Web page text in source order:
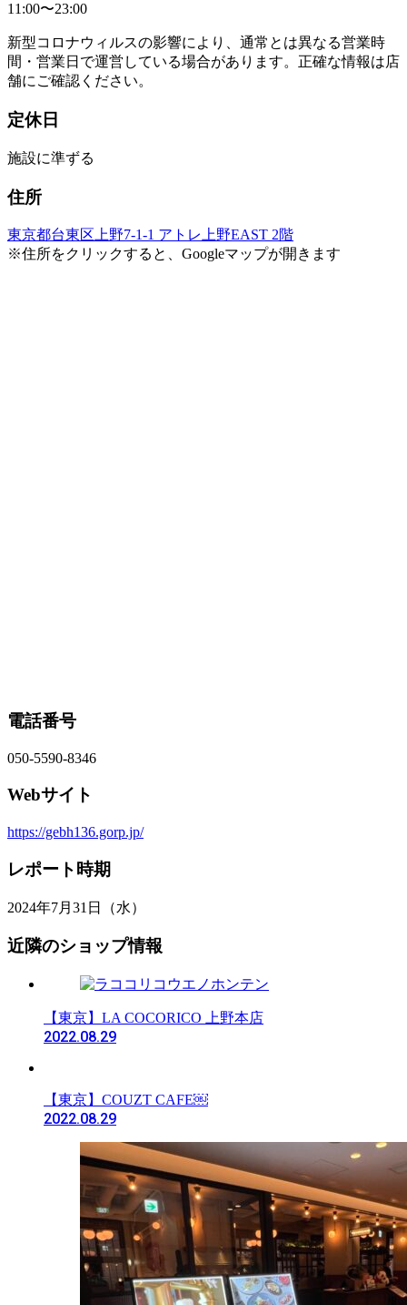
11:00〜23:00
新型コロナウィルスの影響により、通常とは異なる営業時
間・営業日で運営している場合があります。正確な情報は店
舗にご確認ください。
定休日
施設に準ずる
住所
東京都台東区上野7-1-1 アトレ上野EAST 2階
※住所をクリックすると、Googleマップが開きます
電話番号
050-5590-8346
Webサイト
https://gebh136.gorp.jp/
レポート時期
2024年7月31日（水）
近隣のショップ情報
【東京】LA COCORICO 上野本店
2022.08.29
【東京】COUZT CAFE￼
2022.08.29